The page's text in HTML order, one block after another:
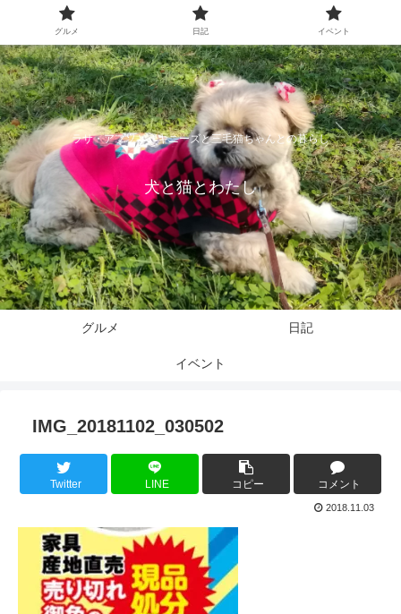
ラサ・アプソとペキニーズと三毛猫ちゃんとの暮らし
犬と猫とわたし
グルメ 日記
イベント
IMG_20181102_030502
Twitter LINE コピー コメント
2018.11.03
グルメ 日記 イベント